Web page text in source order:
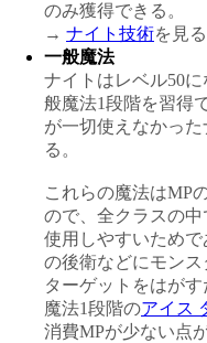
のみ獲得できる。
→ ナイト技術を見る
一般魔法
ナイトはレベル50
般魔法1段階を習得
が一切使えなかっ
る 。
これらの魔法はMP
ので、全クラスの
使用しやすいためで
の後衛などにモン
ターゲットをはが
魔法1段階のアイス
消費MPが少ない点